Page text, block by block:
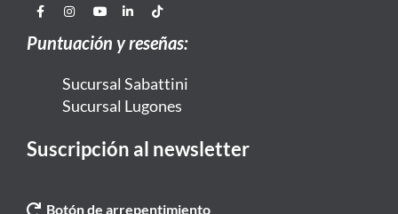
Puntuación y reseñas:
Sucursal Sabattini
Sucursal Lugones
Suscripción al newsletter
Botón de arrepentimiento